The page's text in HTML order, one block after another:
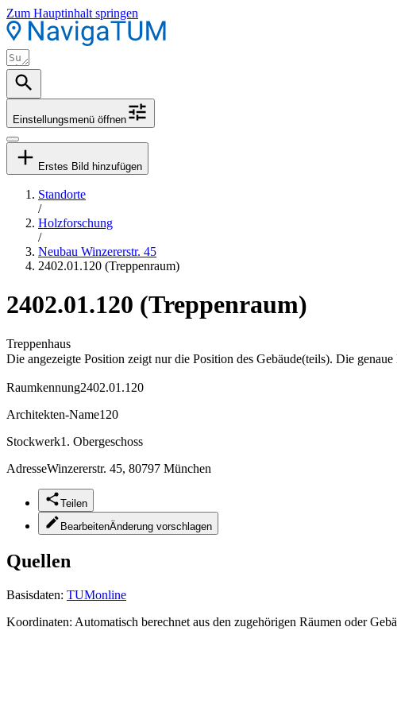
Zum Hauptinhalt springen
Einstellungsmenü öffnen
Erstes Bild hinzufügen
Standorte
/
Holzforschung
/
Neubau Winzererstr. 45
2402.01.120 (Treppenraum)
2402.01.120 (Treppenraum)
Treppenhaus
Die angezeigte Position zeigt nur die Position des Gebäude(teils). Die
Raumkennung2402.01.120
Architekten-Name120
Stockwerk1. Obergeschoss
AdresseWinzererstr. 45, 80797 München
Teilen
BearbeitenÄnderung vorschlagen
Quellen
Basisdaten: TUMonline
Koordinaten: Automatisch berechnet aus den zugehörigen Räumen oder